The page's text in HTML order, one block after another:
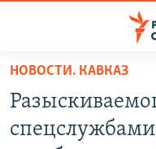
упрощенного
доступа
АВТОРСКИЕ ПРОЕКТЫ
НОВОСТИ. КАВКАЗ